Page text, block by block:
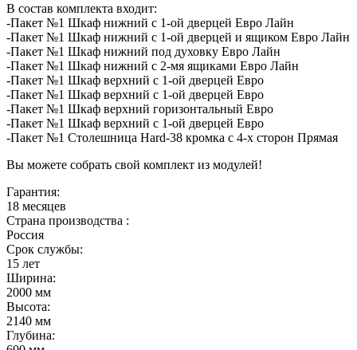
В состав комплекта входит:
-Пакет №1 Шкаф нижний с 1-ой дверцей Евро Лайн
-Пакет №1 Шкаф нижний с 1-ой дверцей и ящиком Евро Лайн
-Пакет №1 Шкаф нижний под духовку Евро Лайн
-Пакет №1 Шкаф нижний с 2-мя ящиками Евро Лайн
-Пакет №1 Шкаф верхний с 1-ой дверцей Евро
-Пакет №1 Шкаф верхний с 1-ой дверцей Евро
-Пакет №1 Шкаф верхний горизонтальный Евро
-Пакет №1 Шкаф верхний с 1-ой дверцей Евро
-Пакет №1 Столешница Hard-38 кромка с 4-х сторон Прямая
Вы можете собрать свой комплект из модулей!
Гарантия:
18 месяцев
Страна производства :
Россия
Срок службы:
15 лет
Ширина:
2000 мм
Высота:
2140 мм
Глубина: